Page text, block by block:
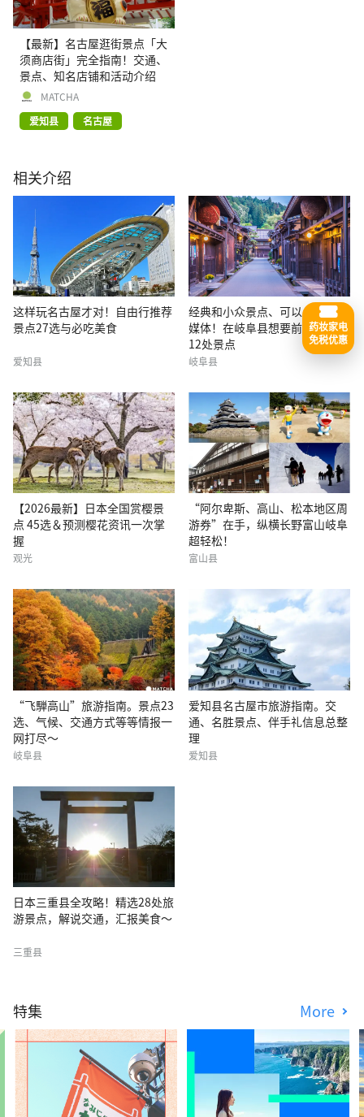
【最新】名古屋逛街景点「大
须商店街」完全指南！交通、
景点、知名店铺和活动介绍
MATCHA
爱知县
名古屋
相关介绍
这样玩名古屋才对！自由行推荐
景点27选与必吃美食
爱知县
经典和小众景点、可以上传社交
媒体！在岐阜县想要前往的精选
12处景点
岐阜县
【2026最新】日本全国赏樱景
点 45选＆预测樱花资讯一次掌
握
观光
“阿尔卑斯、高山、松本地区周
游券”在手，纵横长野富山岐阜
超轻松！
富山县
“飞騨高山”旅游指南。景点23
选、气候、交通方式等等情报一
网打尽～
岐阜县
爱知县名古屋市旅游指南。交
通、名胜景点、伴手礼信息总整
理
爱知县
日本三重县全攻略！精选28处旅
游景点，解说交通，汇报美食～
三重县
特集 More
药妆家电
免税优惠